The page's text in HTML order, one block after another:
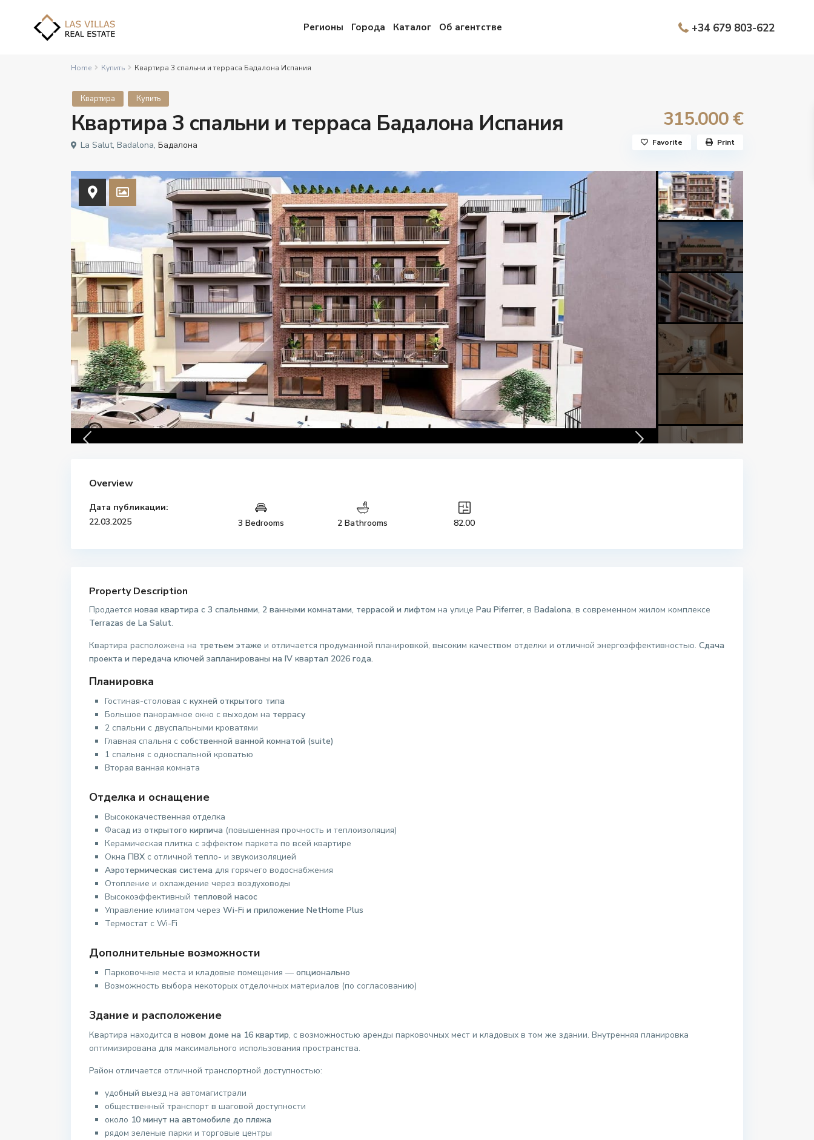
Регионы Города Каталог Об агентстве +34 679 803-622
Home Купить Квартира 3 спальни и терраса Бадалона Испания
Квартира Купить
Квартира 3 спальни и терраса Бадалона Испания 315.000 €
La Salut, Badalona, Бадалона Favorite Print
Overview
Дата публикации:
22.03.2025
3 Bedrooms 2 Bathrooms 82.00
Property Description
Продается новая квартира с 3 спальнями, 2 ванными комнатами, террасой и лифтом на улице Pau Piferrer, в Badalona, в современном жилом комплексе
Terrazas de La Salut.
Квартира расположена на третьем этаже и отличается продуманной планировкой, высоким качеством отделки и отличной энергоэффективностью. Сдача
проекта и передача ключей запланированы на IV квартал 2026 года.
Планировка
Гостиная-столовая с кухней открытого типа
Большое панорамное окно с выходом на террасу
2 спальни с двуспальными кроватями
Главная спальня с собственной ванной комнатой (suite)
1 спальня с односпальной кроватью
Вторая ванная комната
Отделка и оснащение
Высококачественная отделка
Фасад из открытого кирпича (повышенная прочность и теплоизоляция)
Керамическая плитка с эффектом паркета по всей квартире
Окна ПВХ с отличной тепло- и звукоизоляцией
Аэротермическая система для горячего водоснабжения
Отопление и охлаждение через воздуховоды
Высокоэффективный тепловой насос
Управление климатом через Wi-Fi и приложение NetHome Plus
Термостат с Wi-Fi
Дополнительные возможности
Парковочные места и кладовые помещения — опционально
Возможность выбора некоторых отделочных материалов (по согласованию)
Здание и расположение
Квартира находится в новом доме на 16 квартир, с возможностью аренды парковочных мест и кладовых в том же здании. Внутренняя планировка
оптимизирована для максимального использования пространства.
Район отличается отличной транспортной доступностью:
удобный выезд на автомагистрали
общественный транспорт в шаговой доступности
около 10 минут на автомобиле до пляжа
рядом зеленые парки и торговые центры